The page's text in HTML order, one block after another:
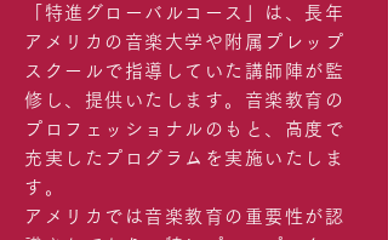
「特進グローバルコース」は、長年
アメリカの音楽大学や附属プレップ
スクールで指導していた講師陣が監
修し、提供いたします。音楽教育の
プロフェッショナルのもと、高度で
充実したプログラムを実施いたしま
す。
アメリカでは音楽教育の重要性が認